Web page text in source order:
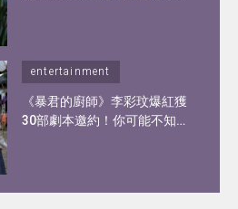
entertainment
《暴君的廚師》李彩玟爆紅獲
30部劇本邀約！你可能不知道